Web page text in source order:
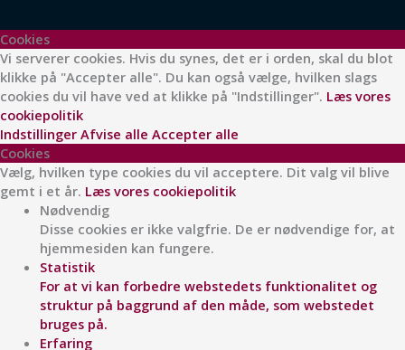
Cookies
Vi serverer cookies. Hvis du synes, det er i orden, skal du blot
klikke på "Accepter alle". Du kan også vælge, hvilken slags
cookies du vil have ved at klikke på "Indstillinger". Læs vores
cookiepolitik
Indstillinger Afvise alle Accepter alle
Cookies
Vælg, hvilken type cookies du vil acceptere. Dit valg vil blive
gemt i et år. Læs vores cookiepolitik
Nødvendig
Disse cookies er ikke valgfrie. De er nødvendige for, at
hjemmesiden kan fungere.
Statistik
For at vi kan forbedre webstedets funktionalitet og
struktur på baggrund af den måde, som webstedet
bruges på.
Erfaring